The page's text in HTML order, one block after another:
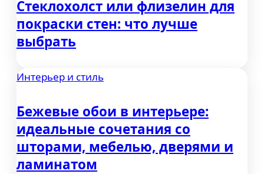
Стеклохолст или флизелин для
покраски стен: что лучше
выбрать
Интерьер и стиль
Бежевые обои в интерьере:
идеальные сочетания со
шторами, мебелью, дверями и
ламинатом